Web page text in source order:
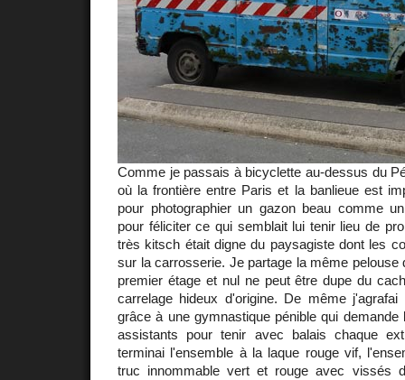
Comme je passais à bicyclette au-dessus du
où la frontière entre Paris et la banlieue est
pour photographier un gazon beau comme
pour féliciter ce qui semblait lui tenir lieu de
très kitsch était digne du paysagiste dont les
sur la carrosserie. Je partage la même pelouse
premier étage et nul ne peut être dupe du
carrelage hideux d'origine. De même
grâce à une gymnastique pénible qui
assistants pour tenir avec balais chaque
terminai l'ensemble à la laque rouge vif,
truc innommable vert et rouge avec vissés